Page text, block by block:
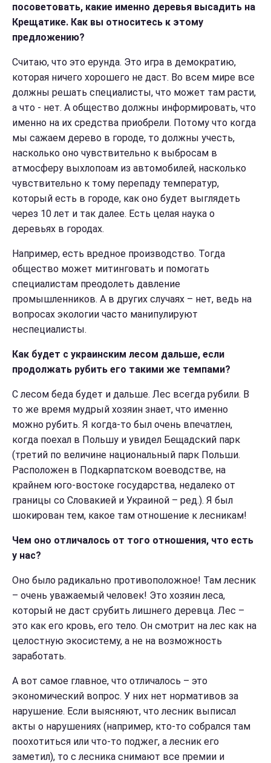
посоветовать, какие именно деревья высадить на
Крещатике. Как вы относитесь к этому
предложению?
Считаю, что это ерунда. Это игра в демократию,
которая ничего хорошего не даст. Во всем мире все
должны решать специалисты, что может там расти,
а что - нет. А общество должны информировать, что
именно на их средства приобрели. Потому что когда
мы сажаем дерево в городе, то должны учесть,
насколько оно чувствительно к выбросам в
атмосферу выхлопоам из автомобилей, насколько
чувствительно к тому перепаду температур,
который есть в городе, как оно будет выглядеть
через 10 лет и так далее. Есть целая наука о
деревьях в городах.
Например, есть вредное производство. Тогда
общество может митинговать и помогать
специалистам преодолеть давление
промышленников. А в других случаях – нет, ведь на
вопросах экологии часто манипулируют
неспециалисты.
Как будет с украинским лесом дальше, если
продолжать рубить его такими же темпами?
С лесом беда будет и дальше. Лес всегда рубили. В
то же время мудрый хозяин знает, что именно
можно рубить. Я когда-то был очень впечатлен,
когда поехал в Польшу и увидел Бещадский парк
(третий по величине национальный парк Польши.
Расположен в Подкарпатском воеводстве, на
крайнем юго-востоке государства, недалеко от
границы со Словакией и Украиной – ред.). Я был
шокирован тем, какое там отношение к лесникам!
Чем оно отличалось от того отношения, что есть
у нас?
Оно было радикально противоположное! Там лесник
– очень уважаемый человек! Это хозяин леса,
который не даст срубить лишнего деревца. Лес –
это как его кровь, его тело. Он смотрит на лес как на
целостную экосистему, а не на возможность
заработать.
А вот самое главное, что отличалось – это
экономический вопрос. У них нет нормативов за
нарушение. Если выясняют, что лесник выписал
акты о нарушениях (например, кто-то собрался там
поохотиться или что-то поджег, а лесник его
заметил), то с лесника снимают все премии и